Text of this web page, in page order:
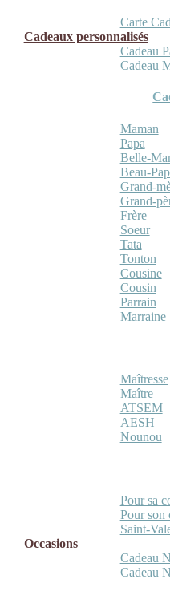
Carte
Cadeaux personnalisés
Cadeau
Cadeau
Maman
Papa
Belle-
Beau-
Grand-
Grand-
Frère
Soeur
Tata
Tonton
Cousine
Cousin
Parrain
Marraine
Maîtresse
Maître
ATSEM
AESH
Nounou
Pour sa
Pour son
Saint-
Occasions
Cadeau
Cadeau